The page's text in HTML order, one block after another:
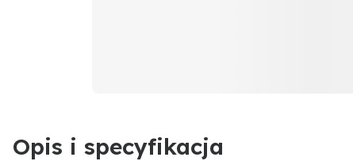
Opis i specyfikacja